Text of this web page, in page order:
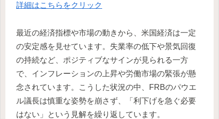
詳細はこちらをクリック
最近の経済指標や市場の動きから、米国経済は一定
の安定感を見せています。失業率の低下や景気回復
の持続など、ポジティブなサインが見られる一方
で、インフレーションの上昇や労働市場の緊張が懸
念されています。こうした状況の中、FRBのパウエ
ル議長は慎重な姿勢を崩さず、「利下げを急ぐ必要
はない」という見解を繰り返しています。